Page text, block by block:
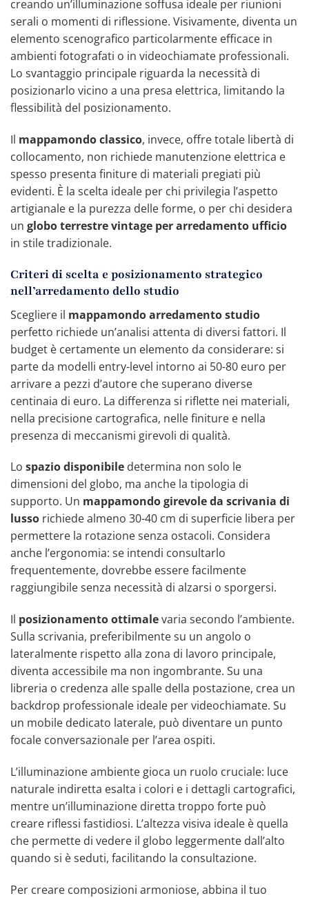
creando un’illuminazione soffusa ideale per riunioni
serali o momenti di riflessione. Visivamente, diventa un
elemento scenografico particolarmente efficace in
ambienti fotografati o in videochiamate professionali.
Lo svantaggio principale riguarda la necessità di
posizionarlo vicino a una presa elettrica, limitando la
flessibilità del posizionamento.
Il mappamondo classico, invece, offre totale libertà di
collocamento, non richiede manutenzione elettrica e
spesso presenta finiture di materiali pregiati più
evidenti. È la scelta ideale per chi privilegia l’aspetto
artigianale e la purezza delle forme, o per chi desidera
un globo terrestre vintage per arredamento ufficio
in stile tradizionale.
Criteri di scelta e posizionamento strategico
nell’arredamento dello studio
Scegliere il mappamondo arredamento studio
perfetto richiede un’analisi attenta di diversi fattori. Il
budget è certamente un elemento da considerare: si
parte da modelli entry-level intorno ai 50-80 euro per
arrivare a pezzi d’autore che superano diverse
centinaia di euro. La differenza si riflette nei materiali,
nella precisione cartografica, nelle finiture e nella
presenza di meccanismi girevoli di qualità.
Lo spazio disponibile determina non solo le
dimensioni del globo, ma anche la tipologia di
supporto. Un mappamondo girevole da scrivania di
lusso richiede almeno 30-40 cm di superficie libera per
permettere la rotazione senza ostacoli. Considera
anche l’ergonomia: se intendi consultarlo
frequentemente, dovrebbe essere facilmente
raggiungibile senza necessità di alzarsi o sporgersi.
Il posizionamento ottimalevaria secondo l’ambiente.
Sulla scrivania, preferibilmente su un angolo o
lateralmente rispetto alla zona di lavoro principale,
diventa accessibile ma non ingombrante. Su una
libreria o credenza alle spalle della postazione, crea un
backdrop professionale ideale per videochiamate. Su
un mobile dedicato laterale, può diventare un punto
focale conversazionale per l’area ospiti.
L’illuminazione ambiente gioca un ruolo cruciale: luce
naturale indiretta esalta i colori e i dettagli cartografici,
mentre un’illuminazione diretta troppo forte può
creare riflessi fastidiosi. L’altezza visiva ideale è quella
che permette di vedere il globo leggermente dall’alto
quando si è seduti, facilitando la consultazione.
Per creare composizioni armoniose, abbina il tuo